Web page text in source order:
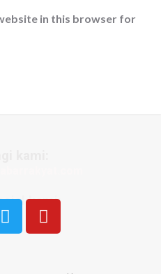
in this browser for
kami: